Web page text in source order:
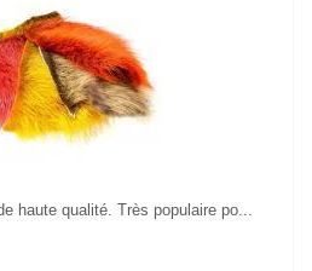
LE PRODUIT
haute qualité. Très populaire po...